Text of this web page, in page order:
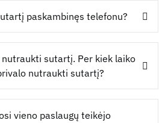
paskambinęs telefonu?
sutartį. Per kiek laiko
nutraukti sutartį?
vieno paslaugų teikėjo